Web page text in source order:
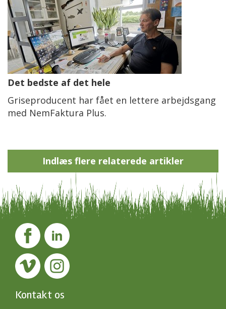
Det bedste af det hele
Griseproducent har fået en lettere arbejdsgang
med NemFaktura Plus.
Indlæs flere relaterede artikler
Kontakt os